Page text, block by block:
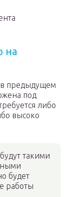
на
в предыдущем
под
либо
высоко
такими
будет
работы